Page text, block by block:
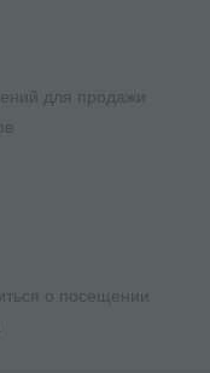
для продажи
о посещении